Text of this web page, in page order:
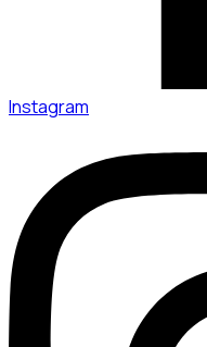
Instagram